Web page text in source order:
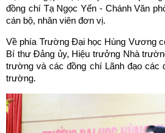
đồng chí Tạ Ngọc Yến - Chánh Văn
cán bộ, nhân viên đơn vị.
Về phía Trường Đại học Hùng Vương
Bí thư Đảng ủy, Hiệu trưởng Nhà
trường và các đồng chí Lãnh đạo các
trường.